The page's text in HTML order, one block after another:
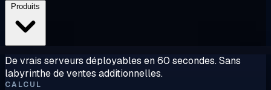
De vrais serveurs déployables en 60 secondes. Sans
labyrinthe de ventes additionnelles.
CALCUL